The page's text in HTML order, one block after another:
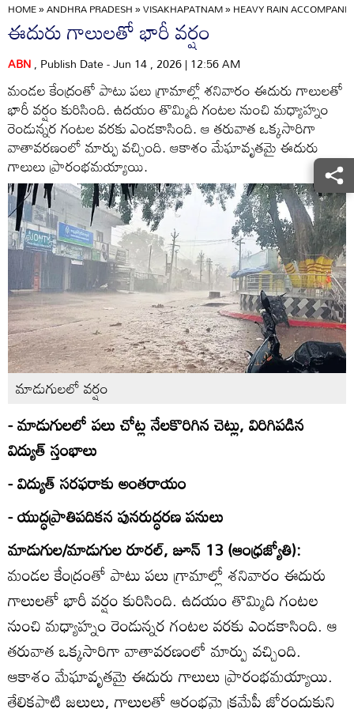
HOME»ANDHRA PRADESH»VISAKHAPATNAM»HEAVY RAIN
ఈదురు గాలులతో భారీ వర్షం
ABN, Publish Date - Jun 14 , 2026 | 12:56 AM
మండల కేంద్రంతో పాటు పలు గ్రామాల్లో శనివారం ఈదురు గాలులతో
భారీ వర్షం కురిసింది. ఉదయం తొమ్మిది గంటల నుంచి మధ్యాహ్నం
రెండున్నర గంటల వరకు ఎండకాసింది. ఆ తరువాత ఒక్కసారిగా
వాతావరణంలో మార్పు వచ్చింది. ఆకాశం మేఘావృతమై ఈదురు
గాలులు ప్రారంభమయ్యాయి.
మాడుగులలో వర్షం
- మాడుగులలో పలు చోట్ల నేలకొరిగిన చెట్లు, విరిగిపడిన
విద్యుత్‌ స్తంభాలు
- విద్యుత్‌ సరఫరాకు అంతరాయం
- యుద్ధప్రాతిపదికన పునరుద్ధరణ పనులు
మాడుగుల/మాడుగుల రూరల్‌, జూన్‌ 13 (ఆంధ్రజ్యోతి):
మండల కేంద్రంతో పాటు పలు గ్రామాల్లో శనివారం ఈదురు
గాలులతో భారీ వర్షం కురిసింది. ఉదయం తొమ్మిది గంటల
నుంచి మధ్యాహ్నం రెండున్నర గంటల వరకు ఎండకాసింది. ఆ
తరువాత ఒక్కసారిగా వాతావరణంలో మార్పు వచ్చింది.
ఆకాశం మేఘావృతమై ఈదురు గాలులు ప్రారంభమయ్యాయి.
తేలికపాటి జల్లులు, గాలులతో ఆరంభమై క్రమేపీ జోరందుకుని